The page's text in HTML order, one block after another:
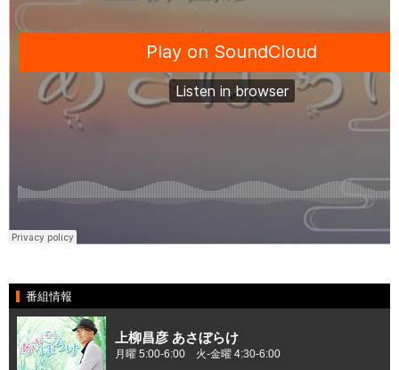
番組情報
上柳昌彦 あさぼらけ
月曜 5:00-6:00 火-金曜 4:30-6:00